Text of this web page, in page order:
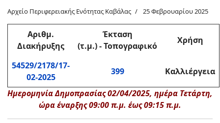
Αρχείο Περιφερειακής Ενότητας Καβάλας 25 Φεβρουαρίου 2025
Αριθμ.
Διακήρυξης
Έκταση
(τ.μ.) - Τοπογραφικό
Χρήση
54529/2178/17-
02-2025
399 Καλλιέργεια
Ημερομηνία Δημοπρασίας 02/04/2025, ημέρα Τετάρτη,
ώρα έναρξης 09:00 π.μ. έως 09:15 π.μ.